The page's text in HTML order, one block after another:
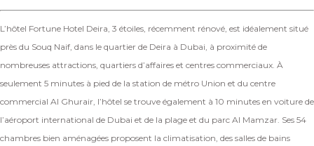
L’hôtel Fortune Hotel Deira, 3 étoiles, récemment rénové, est idéalement situé
près du Souq Naif, dans le quartier de Deira à Dubai, à proximité de
nombreuses attractions, quartiers d’affaires et centres commerciaux. À
seulement 5 minutes à pied de la station de métro Union et du centre
commercial Al Ghurair, l’hôtel se trouve également à 10 minutes en voiture de
l’aéroport international de Dubai et de la plage et du parc Al Mamzar. Ses 54
chambres bien aménagées proposent la climatisation, des salles de bains